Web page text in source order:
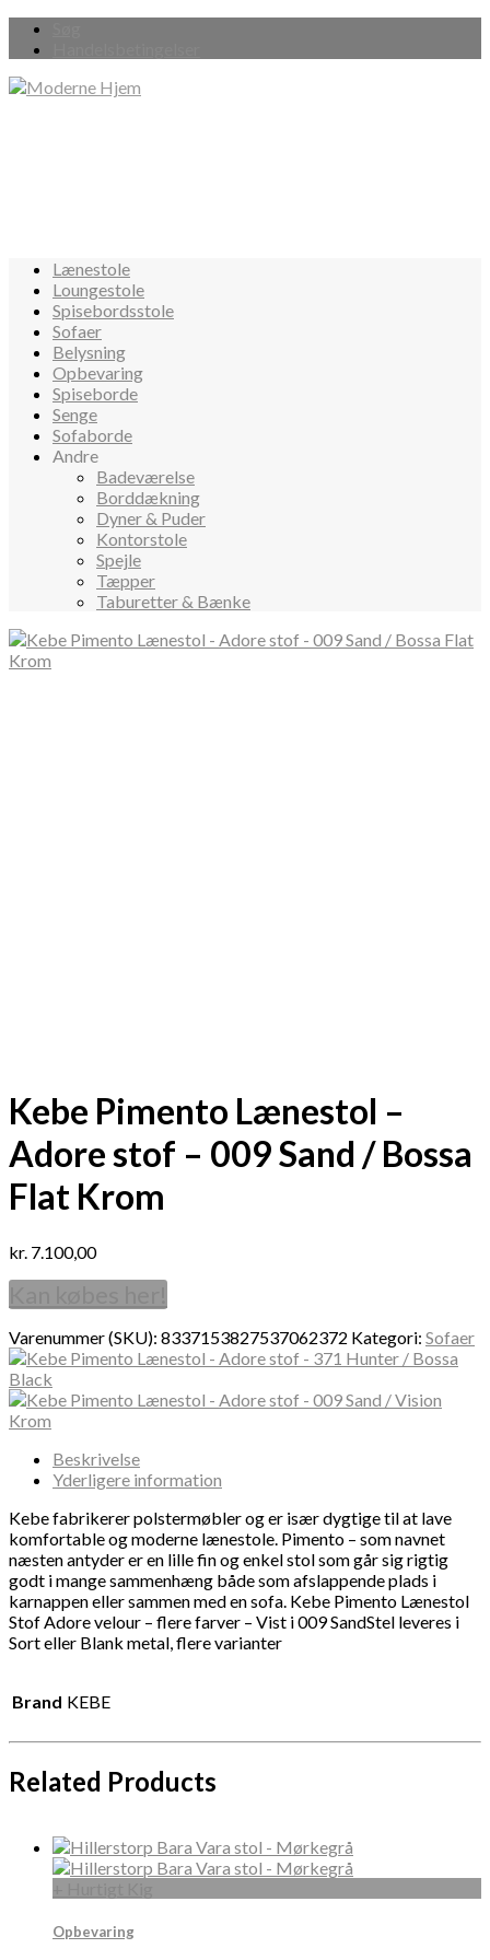
Lænestole
Loungestole
Spisebordsstole
Sofaer
Belysning
Opbevaring
Spiseborde
Senge
Sofaborde
Andre
Badeværelse
Borddækning
Dyner & Puder
Kontorstole
Spejle
Tæpper
Taburetter & Bænke
Kebe Pimento Lænestol –
Adore stof – 009 Sand / Bossa
Flat Krom
kr. 7.100,00
Varenummer (SKU): 8337153827537062372 Kategori: Sofaer
Beskrivelse
Yderligere information
Kebe fabrikerer polstermøbler og er især dygtige til at lave
komfortable og moderne lænestole. Pimento – som navnet
næsten antyder er en lille fin og enkel stol som går sig rigtig
godt i mange sammenhæng både som afslappende plads i
karnappen eller sammen med en sofa. Kebe Pimento Lænestol
Stof Adore velour – flere farver – Vist i 009 SandStel leveres i
Sort eller Blank metal, flere varianter
Brand KEBE
Related Products
Opbevaring